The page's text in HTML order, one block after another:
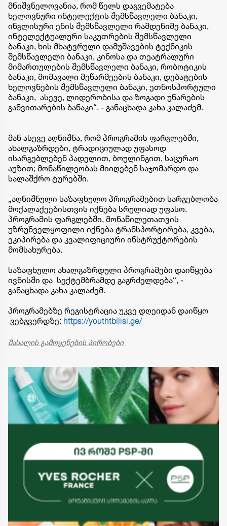
მნიშვნელოვანია, რომ წელს დაგვემატება
ხელოვნური ინტელექტის შემსწავლელი ბანაკი,
ინგლისური ენის შემსწავლელი რამდენიმე ბანაკი,
ინტელექტუალური საკუთრების შემსწავლელი
ბანაკი, ხის მხატვრული დამუშავების ტექნიკის
შემსწავლელი ბანაკი, კინოსა და თეატრალური
მიმართულების შემსწავლელი ბანაკი, რობოტიკის
ბანაკი, მომავალი მეწარმეების ბანაკი, დებატების
ხელოვნების შემსწავლელი ბანაკი, ეთნოსპორტული
ბანაკი, ასევე, ლიდერობისა და ზოგადი უნარების
განვითარების ბანაკი“, - განაცხადა კახა კალაძემ.
მან ასევე აღნიშნა, რომ პროგრამის ფარგლებში,
ახალგაზრდები, ტრადიციულად უფასოდ
ისარგებლებენ პადელით, ბოულინგით, საცურაო
აუზით; მონაწილეობას მიიღებენ საჯომარდო და
სალაშქრო ტურებში.
„აღნიშნული საზაფხულო პროგრამებით სარგებლობა
მოქალაქეებისთვის იქნება სრულიად უფასო.
პროგრამის ფარგლებში, მონაწილეთათვის
უზრუნველყოფილი იქნება ტრანსპორტირება, კვება,
ეკიპირება და კვალიფიციური ინსტრუქტორების
მომსახურება.
საზაფხულო ახალგაზრდული პროგრამები დაიწყება
ივნისში და სექტემბრამდე გაგრძელდება“, -
განაცხადა კახა კალაძემ.
პროგრამებზე რეგისტრაცია უკვე დღეიდან დაიწყო
ვებგვერდზე: https://youthtbilisi.ge/
მასალის გამოყენების პირობები